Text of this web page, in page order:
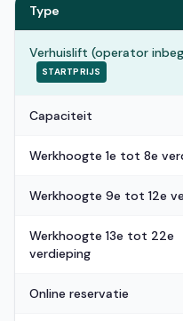
Type
Verhuislift (operator
STARTPRIJS
Capaciteit
Werkhoogte 1e tot 8e
Werkhoogte 9e tot 12e
Werkhoogte 13e tot 22e
verdieping
Online reservatie